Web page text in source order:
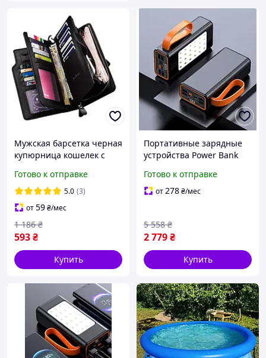
Мужская барсетка черная
купюрница кошелек с
фурнитурой бумажник из
эко кожи BAELLERRY
BUSINESS
Готово к отправке
5.0 (3)
от59₴/мес
593₴
1 186 ₴
Купить
Портативные зарядные
устройства Power Bank
телефона с мощным
фонариком Мощный
Готово к отправке
от278₴/мес
2 779₴
5 558 ₴
Купить